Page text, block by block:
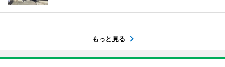
もっと見る